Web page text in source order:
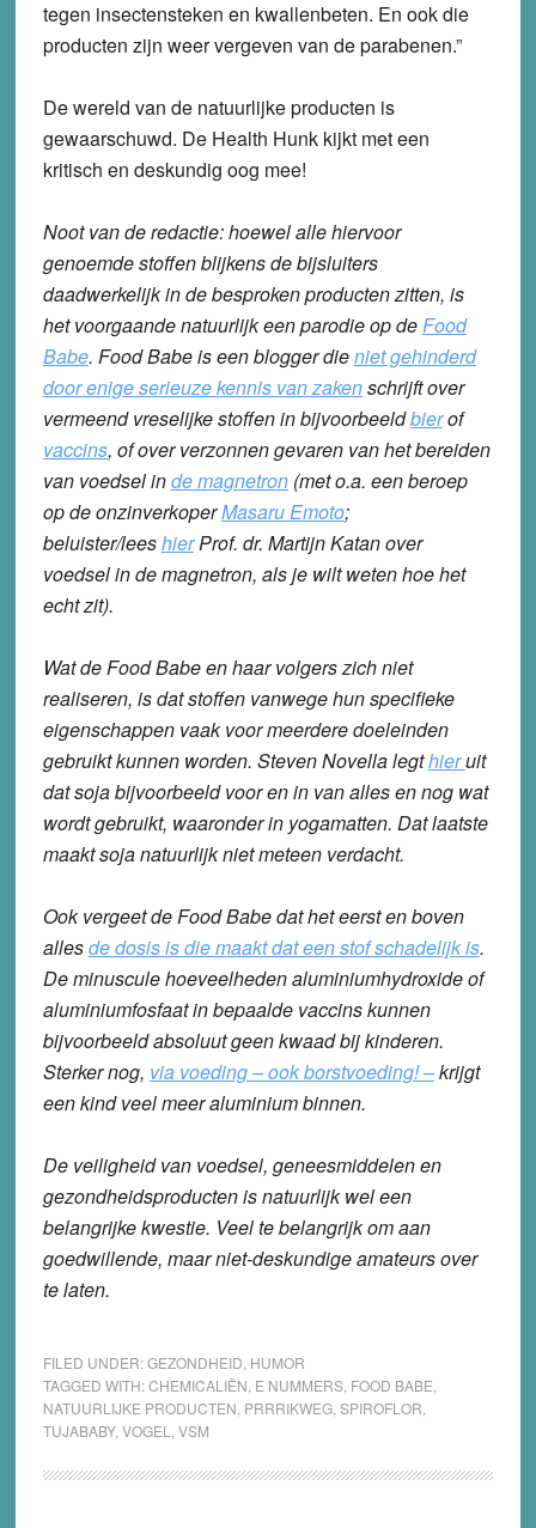
tegen insectensteken en kwallenbeten. En ook die
producten zijn weer vergeven van de parabenen.”
De wereld van de natuurlijke producten is
gewaarschuwd. De Health Hunk kijkt met een
kritisch en deskundig oog mee!
Noot van de redactie: hoewel alle hiervoor
genoemde stoffen blijkens de bijsluiters
daadwerkelijk in de besproken producten zitten, is
het voorgaande natuurlijk een parodie op deFood
Babe. Food Babe is een blogger dieniet gehinderd
door enige serieuze kennis van zakenschrijft over
vermeend vreselijke stoffen in bijvoorbeeldbierof
vaccins, of over verzonnen gevaren van het bereiden
van voedsel inde magnetron(met o.a. een beroep
op de onzinverkoperMasaru Emoto;
beluister/leeshierProf. dr. Martijn Katan over
voedsel in de magnetron, als je wilt weten hoe het
echt zit).
Wat de Food Babe en haar volgers zich niet
realiseren, is dat stoffen vanwege hun specifieke
eigenschappen vaak voor meerdere doeleinden
gebruikt kunnen worden. Steven Novella legthieruit
dat soja bijvoorbeeld voor en in van alles en nog wat
wordt gebruikt, waaronder in yogamatten. Dat laatste
maakt soja natuurlijk niet meteen verdacht.
Ook vergeet de Food Babe dat het eerst en boven
allesde dosis is die maakt dat een stof schadelijk is.
De minuscule hoeveelheden aluminiumhydroxide of
aluminiumfosfaat in bepaalde vaccins kunnen
bijvoorbeeld absoluut geen kwaad bij kinderen.
Sterker nog, via voeding – ook borstvoeding!–krijgt
een kind veel meer aluminium binnen.
De veiligheid van voedsel, geneesmiddelen en
gezondheidsproducten is natuurlijk wel een
belangrijke kwestie. Veel te belangrijk om aan
goedwillende, maar niet-deskundige amateurs over
te laten.
FILED UNDER:GEZONDHEID HUMOR
TAGGED WITH:CHEMICALIËN E NUMMERS, FOOD BABE
NATUURLIJKE PRODUCTEN PRRRIKWEG, SPIROFLOR
TUJABABY, VOGEL VSM